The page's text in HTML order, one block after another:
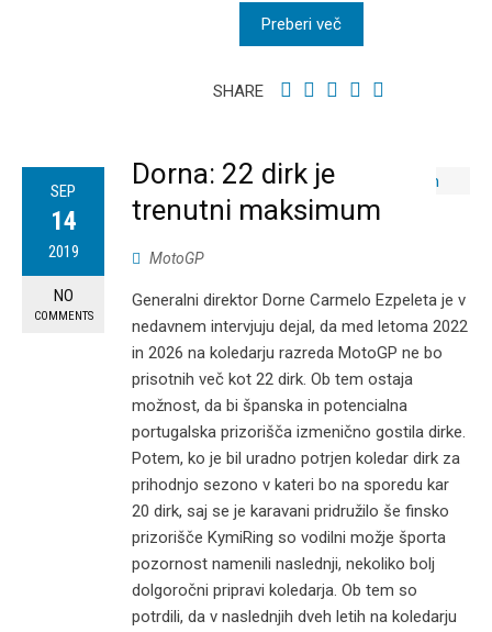
Preberi več
SHARE
SEP
14
2019
NO
COMMENTS
Dorna: 22 dirk je
trenutni maksimum
MotoGP
Generalni direktor Dorne Carmelo Ezpeleta je v
nedavnem intervjuju dejal, da med letoma 2022
in 2026 na koledarju razreda MotoGP ne bo
prisotnih več kot 22 dirk. Ob tem ostaja
možnost, da bi španska in potencialna
portugalska prizorišča izmenično gostila dirke.
Potem, ko je bil uradno potrjen koledar dirk za
prihodnjo sezono v kateri bo na sporedu kar
20 dirk, saj se je karavani pridružilo še finsko
prizorišče KymiRing so vodilni možje športa
pozornost namenili naslednji, nekoliko bolj
dolgoročni pripravi koledarja. Ob tem so
potrdili, da v naslednjih dveh letih na koledarju